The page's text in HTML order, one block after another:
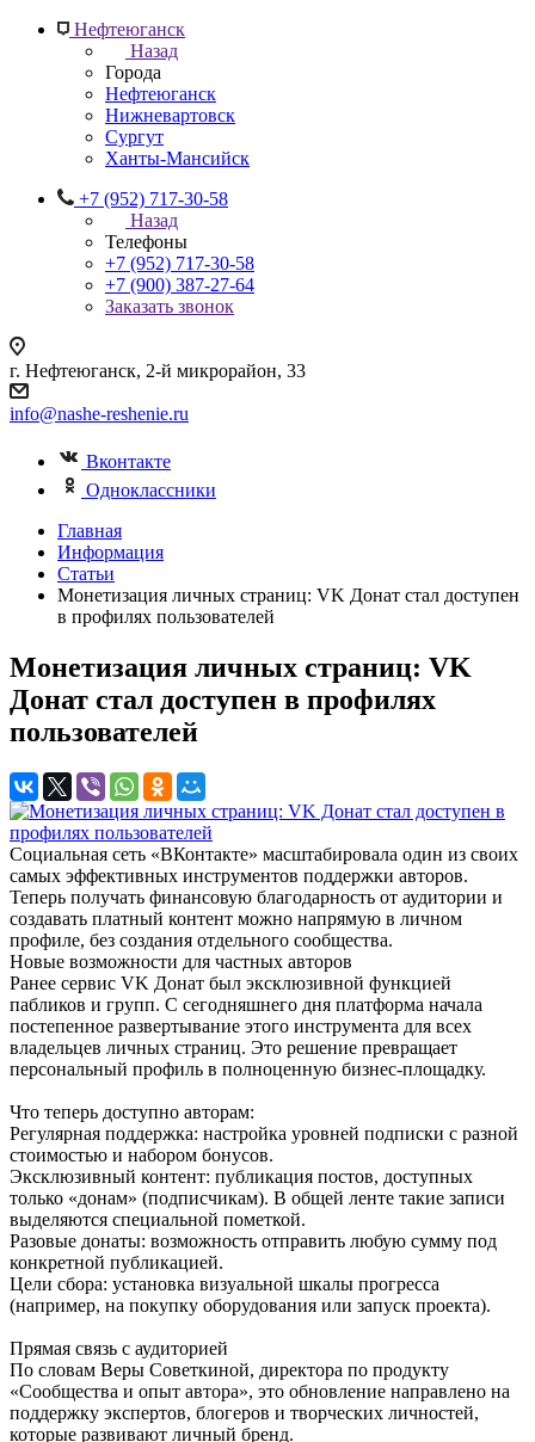
Нефтеюганск
Назад
Города
Нефтеюганск
Нижневартовск
Сургут
Ханты-Мансийск
+7 (952) 717-30-58
Назад
Телефоны
+7 (952) 717-30-58
+7 (900) 387-27-64
Заказать звонок
г. Нефтеюганск, 2-й микрорайон, 33
info@nashe-reshenie.ru
Вконтакте
Одноклассники
Главная
Информация
Статьи
Монетизация личных страниц: VK Донат стал доступен
в профилях пользователей
Монетизация личных страниц: VK
Донат стал доступен в профилях
пользователей
Социальная сеть «ВКонтакте» масштабировала один из своих
самых эффективных инструментов поддержки авторов.
Теперь получать финансовую благодарность от аудитории и
создавать платный контент можно напрямую в личном
профиле, без создания отдельного сообщества.
Новые возможности для частных авторов
Ранее сервис VK Донат был эксклюзивной функцией
пабликов и групп. С сегодняшнего дня платформа начала
постепенное развертывание этого инструмента для всех
владельцев личных страниц. Это решение превращает
персональный профиль в полноценную бизнес-площадку.
Что теперь доступно авторам:
Регулярная поддержка: настройка уровней подписки с разной
стоимостью и набором бонусов.
Эксклюзивный контент: публикация постов, доступных
только «донам» (подписчикам). В общей ленте такие записи
выделяются специальной пометкой.
Разовые донаты: возможность отправить любую сумму под
конкретной публикацией.
Цели сбора: установка визуальной шкалы прогресса
(например, на покупку оборудования или запуск проекта).
Прямая связь с аудиторией
По словам Веры Советкиной, директора по продукту
«Сообщества и опыт автора», это обновление направлено на
поддержку экспертов, блогеров и творческих личностей,
которые развивают личный бренд.